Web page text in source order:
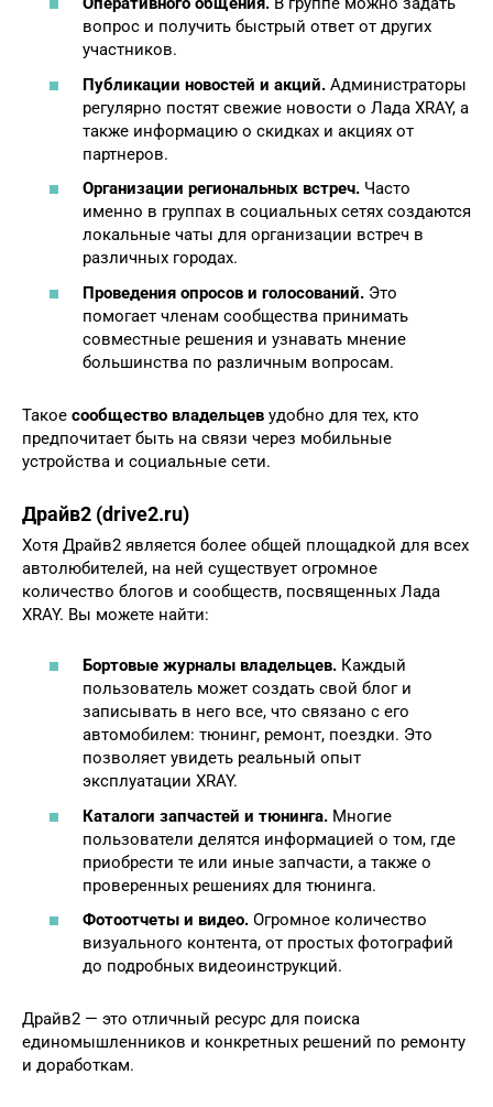
вопрос и получить быстрый ответ от других
участников.
Публикации новостей и акций. Администраторы
регулярно постят свежие новости о Лада XRAY, а
также информацию о скидках и акциях от
партнеров.
Организации региональных встреч. Часто
именно в группах в социальных сетях создаются
локальные чаты для организации встреч в
различных городах.
Проведения опросов и голосований. Это
помогает членам сообщества принимать
совместные решения и узнавать мнение
большинства по различным вопросам.
Такое сообщество владельцев удобно для тех, кто
предпочитает быть на связи через мобильные
устройства и социальные сети.
Драйв2 (drive2.ru)
Хотя Драйв2 является более общей площадкой для всех
автолюбителей, на ней существует огромное
количество блогов и сообществ, посвященных Лада
XRAY. Вы можете найти:
Бортовые журналы владельцев. Каждый
пользователь может создать свой блог и
записывать в него все, что связано с его
автомобилем: тюнинг, ремонт, поездки. Это
позволяет увидеть реальный опыт
эксплуатации XRAY.
Каталоги запчастей и тюнинга. Многие
пользователи делятся информацией о том, где
приобрести те или иные запчасти, а также о
проверенных решениях для тюнинга.
Фотоотчеты и видео. Огромное количество
визуального контента, от простых фотографий
до подробных видеоинструкций.
Драйв2 — это отличный ресурс для поиска
единомышленников и конкретных решений по ремонту
и доработкам.